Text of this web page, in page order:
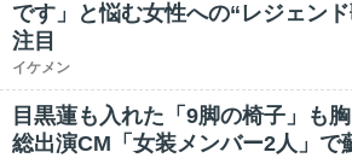
です」と悩む女性への“レジェン
注目
イケメン
目黒蓮も入れた「9脚の椅子」も
総出演CM「女装メンバー2人」で